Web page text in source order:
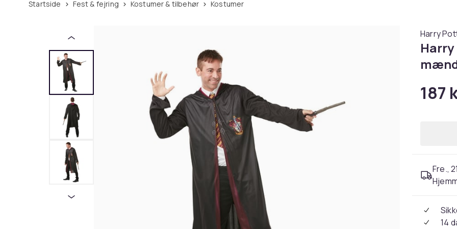
Startside Fest & fejring Kostumer & tilbehør Kostumer
Harry
187
Fre.,
14